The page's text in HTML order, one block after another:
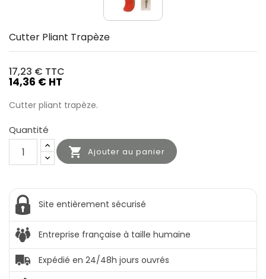
Cutter Pliant Trapèze
17,23 € TTC
14,36 € HT
Cutter pliant trapèze.
Quantité
 Ajouter au panier
Site entièrement sécurisé
Entreprise française à taille humaine
Expédié en 24/48h jours ouvrés